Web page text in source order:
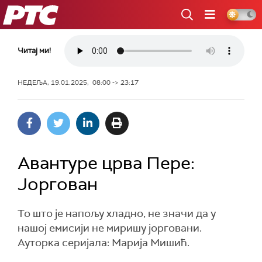
РТС
Читај ми!
НЕДЕЉА, 19.01.2025, 08:00 -> 23:17
Авантуре црва Пере:
Јоргован
То што је напољу хладно, не значи да у
нашој емисији не миришу јорговани.
Ауторка серијала: Марија Мишић.